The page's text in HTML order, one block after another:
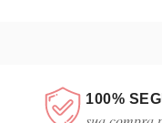
100%